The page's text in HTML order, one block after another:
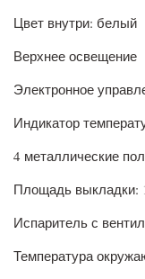
Цвет внутри: белый
Верхнее освещение
Электронное
Индикатор
4 металлические
Площадь выкладки:
Испаритель с
Температура